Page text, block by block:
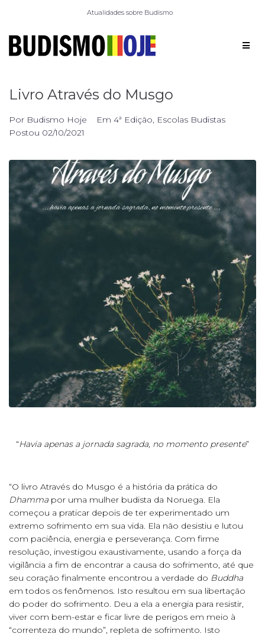
Atualidades sobre Budismo
Livro Através do Musgo
Por Budismo Hoje Em 4ª Edição, Escolas Budistas
Postou 02/10/2021
“Havia apenas a jornada sagrada, no momento presente”
“O livro Através do Musgo é a história da prática do
Dhamma por uma mulher budista da Noruega. Ela
começou a praticar depois de ter experimentado um
extremo sofrimento em sua vida. Ela não desistiu e lutou
com paciência, energia e perseverança. Com firme
resolução, investigou exaustivamente, usando a força da
vigilância a fim de encontrar a causa do sofrimento, até que
seu coração finalmente encontrou a verdade do Buddha
em todos os fenômenos. Isto resultou em sua libertação
do poder do sofrimento. Deu a ela a energia para resistir,
viver com bem-estar e ficar livre de perigos em meio à
“correnteza do mundo”, repleta de sofrimento. Isto